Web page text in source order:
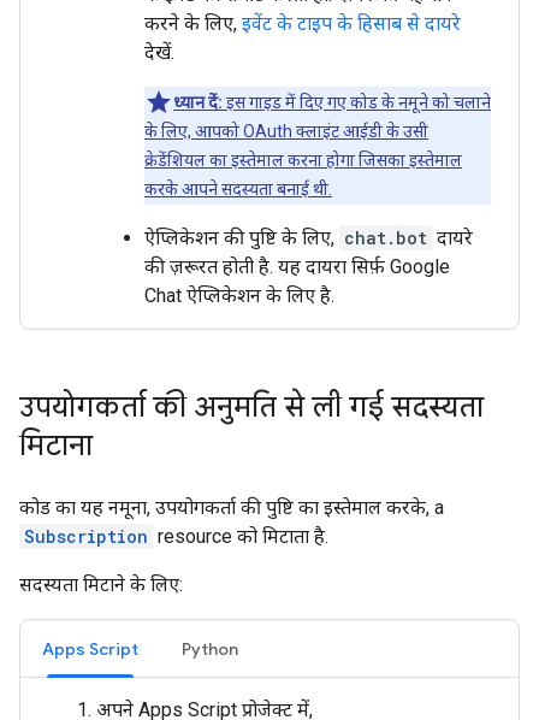
करने के लिए, इवेंट के टाइप के हिसाब से दायरे
देखें.
ध्यान दें: इस गाइड में दिए गए कोड के नमूने को चलाने
के लिए, आपको OAuth क्लाइंट आईडी के उसी
क्रेडेंशियल का इस्तेमाल करना होगा जिसका इस्तेमाल
करके आपने सदस्यता बनाई थी.
ऐप्लिकेशन की पुष्टि के लिए, chat.bot दायरे
की ज़रूरत होती है. यह दायरा सिर्फ़ Google
Chat ऐप्लिकेशन के लिए है.
उपयोगकर्ता की अनुमति से ली गई सदस्यता
मिटाना
कोड का यह नमूना, उपयोगकर्ता की पुष्टि का इस्तेमाल करके, a
Subscription resource को मिटाता है.
सदस्यता मिटाने के लिए:
Apps Script Python
अपने Apps Script प्रोजेक्ट में,